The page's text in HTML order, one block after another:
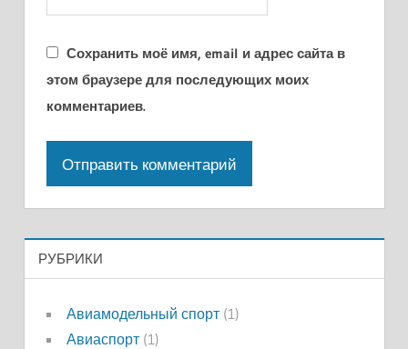
Сохранить моё имя, email и адрес сайта в
этом браузере для последующих моих
комментариев.
РУБРИКИ
Авиамодельный спорт(1)
Авиаспорт(1)